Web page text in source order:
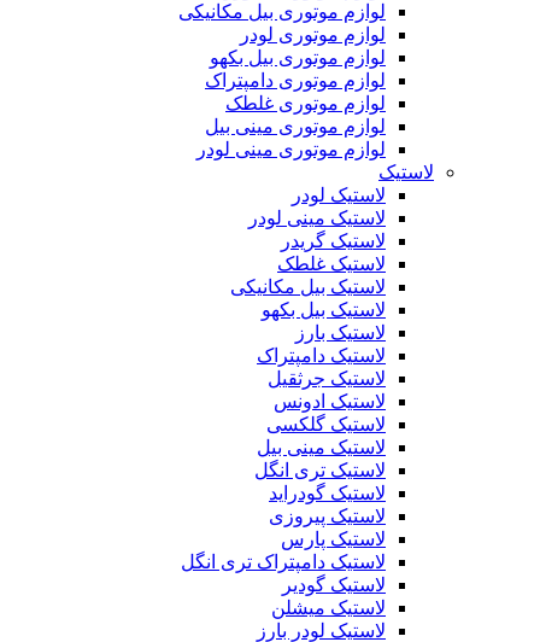
لوازم موتوری بیل مکانیکی
لوازم موتوری لودر
لوازم موتوری بیل بکهو
لوازم موتوری دامپتراک
لوازم موتوری غلطک
لوازم موتوری مینی بیل
لوازم موتوری مینی لودر
لاستیک
لاستیک لودر
لاستیک مینی لودر
لاستیک گریدر
لاستیک غلطک
لاستیک بیل مکانیکی
لاستیک بیل بکهو
لاستیک بارز
لاستیک دامپتراک
لاستیک جرثقیل
لاستیک ادونس
لاستیک گلکسی
لاستیک مینی بیل
لاستیک تری انگل
لاستیک گودراید
لاستیک پیروزی
لاستیک پارس
لاستیک دامپتراک تری انگل
لاستیک گودیر
لاستیک میشلن
لاستیک لودر بارز